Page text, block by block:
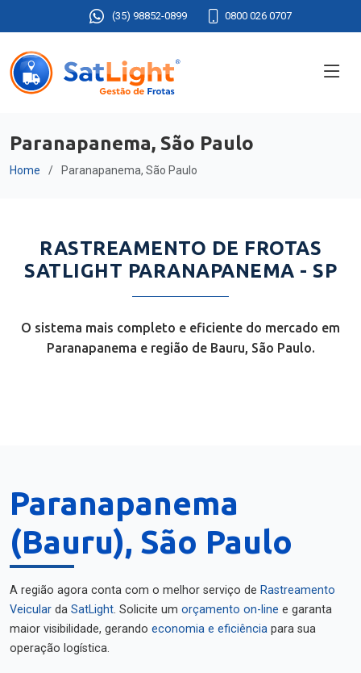
(35) 98852-0899 0800 026 0707
Paranapanema, São Paulo
Home Paranapanema, São Paulo
RASTREAMENTO DE FROTAS
SATLIGHT PARANAPANEMA - SP
O sistema mais completo e eficiente do mercado em
Paranapanema e região de Bauru, São Paulo.
Paranapanema
(Bauru), São Paulo
A região agora conta com o melhor serviço de Rastreamento
Veicular da SatLight. Solicite um orçamento on-line e garanta
maior visibilidade, gerando economia e eficiência para sua
operação logística.